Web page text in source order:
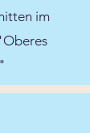
im